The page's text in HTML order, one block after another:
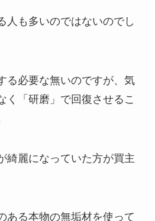
人も多いのではないのでし
る必要な無いのですが、気
く「研磨」で回復させるこ
綺麗になっていた方が買主
ある本物の無垢材を使って